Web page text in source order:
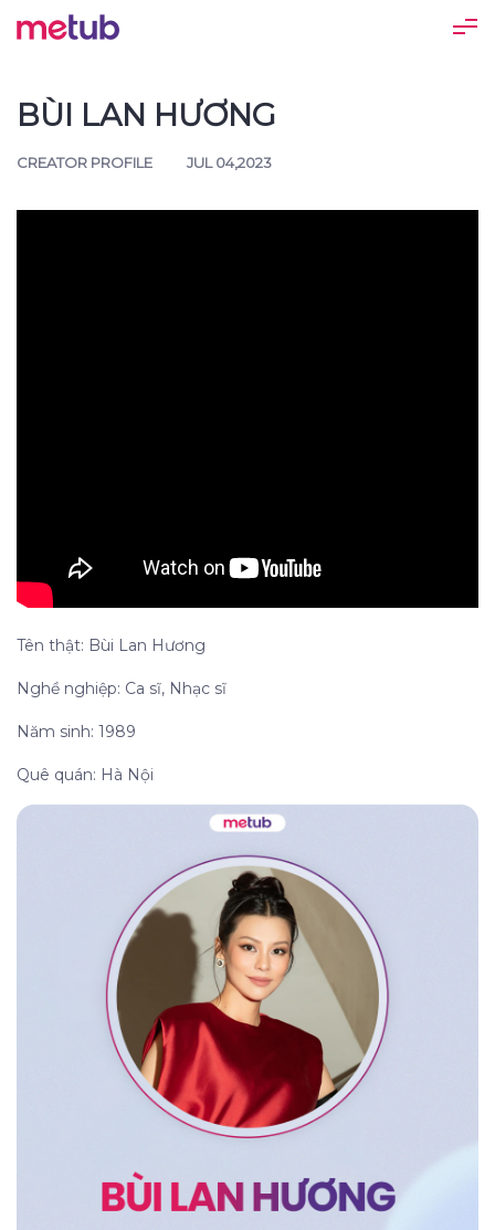
BÙI LAN HƯƠNG
CREATOR PROFILE JUL 04,2023
Tên thật: Bùi Lan Hương
Nghề nghiệp: Ca sĩ, Nhạc sĩ
Năm sinh: 1989
Quê quán: Hà Nội